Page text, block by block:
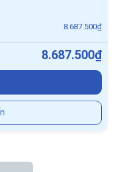
8.687.500₫
8.687.500₫